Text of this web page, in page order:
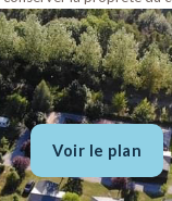
Voir le plan